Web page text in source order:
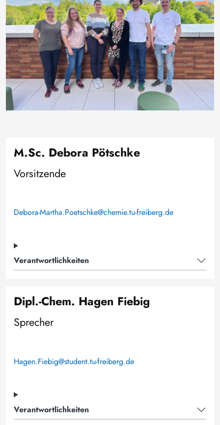
M.Sc. Debora Pötschke
Vorsitzende
Debora-Martha.Poetschke@chemie.tu-freiberg.de
Verantwortlichkeiten
Dipl.-Chem. Hagen Fiebig
Sprecher
Hagen.Fiebig@student.tu-freiberg.de
Verantwortlichkeiten